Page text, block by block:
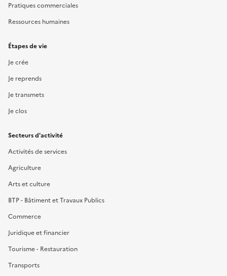
Pratiques commerciales
Ressources humaines
Étapes de vie
Je crée
Je reprends
Je transmets
Je clos
Secteurs d'activité
Activités de services
Agriculture
Arts et culture
BTP - Bâtiment et Travaux Publics
Commerce
Juridique et financier
Tourisme - Restauration
Transports